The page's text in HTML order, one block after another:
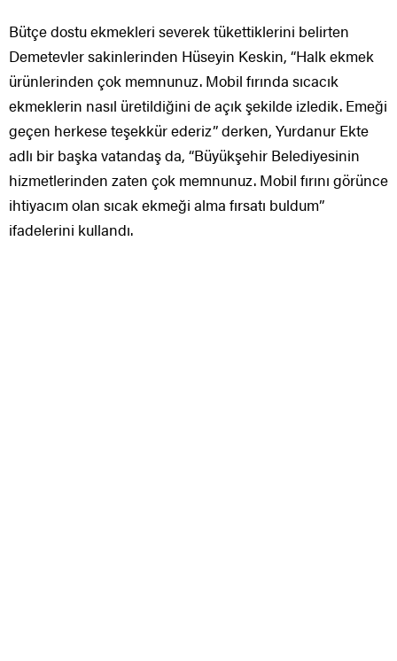
Bütçe dostu ekmekleri severek tükettiklerini belirten
Demetevler sakinlerinden Hüseyin Keskin, “Halk ekmek
ürünlerinden çok memnunuz. Mobil fırında sıcacık
ekmeklerin nasıl üretildiğini de açık şekilde izledik. Emeği
geçen herkese teşekkür ederiz” derken, Yurdanur Ekte
adlı bir başka vatandaş da, “Büyükşehir Belediyesinin
hizmetlerinden zaten çok memnunuz. Mobil fırını görünce
ihtiyacım olan sıcak ekmeği alma fırsatı buldum”
ifadelerini kullandı.